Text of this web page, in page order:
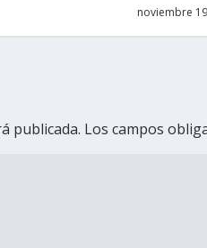
noviembre
publicada. Los campos